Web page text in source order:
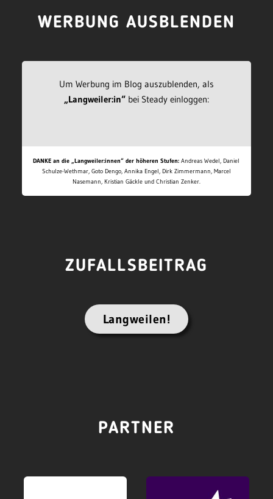
WERBUNG AUSBLENDEN
Um Werbung im Blog auszublenden, als
„Langweiler:in“bei Steady einloggen:
DANKE an die „Langweiler:innen“ der höheren Stufen: Andreas Wedel, Daniel
Schulze-Wethmar, Goto Dengo, Annika Engel, Dirk Zimmermann, Marcel
Nasemann, Kristian Gäckle und Christian Zenker.
ZUFALLSBEITRAG
Langweilen!
PARTNER